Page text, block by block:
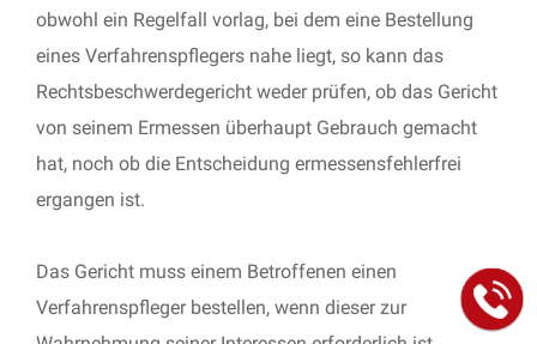
obwohl ein Regelfall vorlag, bei dem eine Bestellung
eines Verfahrenspflegers nahe liegt, so kann das
Rechtsbeschwerdegericht weder prüfen, ob das Gericht
von seinem Ermessen überhaupt Gebrauch gemacht
hat, noch ob die Entscheidung ermessensfehlerfrei
ergangen ist.
Das Gericht muss einem Betroffenen einen
Verfahrenspfleger bestellen, wenn dieser zur